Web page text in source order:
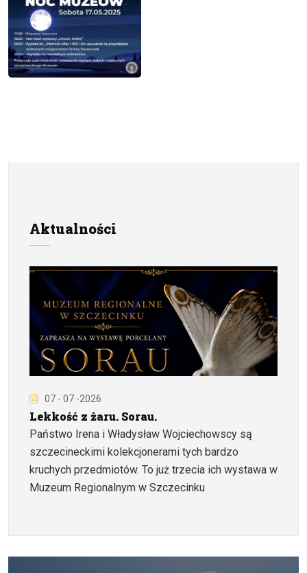
Aktualności
07 - 07 -2026
Lekkość z żaru. Sorau.
Państwo Irena i Władysław Wojciechowscy są
szczecineckimi kolekcjonerami tych bardzo
kruchych przedmiotów. To już trzecia ich wystawa w
Muzeum Regionalnym w Szczecinku